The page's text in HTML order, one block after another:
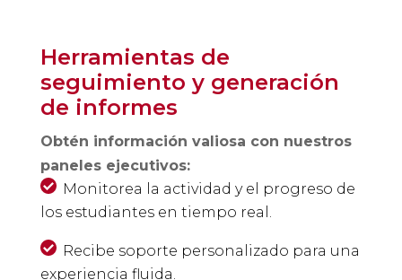
Herramientas de
seguimiento y generación
de informes
Obtén información valiosa con nuestros
paneles ejecutivos:
Monitorea la actividad y el progreso de
los estudiantes en tiempo real.
Recibe soporte personalizado para una
experiencia fluida.